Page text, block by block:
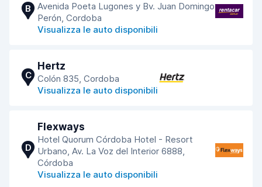
B
Avenida Poeta Lugones y Bv. Juan Domingo
Perón, Cordoba
Visualizza le auto disponibili
C
Hertz
Colón 835, Cordoba
Visualizza le auto disponibili
D
Flexways
Hotel Quorum Córdoba Hotel - Resort
Urbano, Av. La Voz del Interior 6888,
Córdoba
Visualizza le auto disponibili